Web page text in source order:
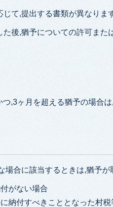
て,提出する書類が異なりま
後,猶予についての許可また
,3ヶ月を超える猶予の場合は
合に該当するときは,猶予が
がない場合
納付すべきこととなった村